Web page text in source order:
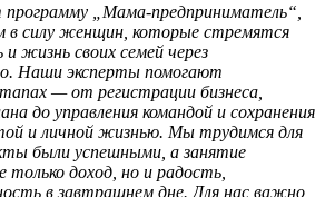
„Мама-предприниматель“,
в силу женщин, которые стремятся
жизнь своих семей через
Наши эксперты помогают
— от регистрации бизнеса,
до управления командой и сохранения
и личной жизнью. Мы трудимся для
были успешными, а занятие
только доход, но и радость,
в завтрашнем дне. Для нас важно,